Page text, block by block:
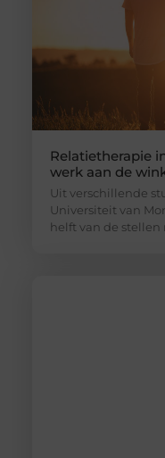
Relatietherapie
werk aan de
Uit verschillende
Universiteit van
helft van de